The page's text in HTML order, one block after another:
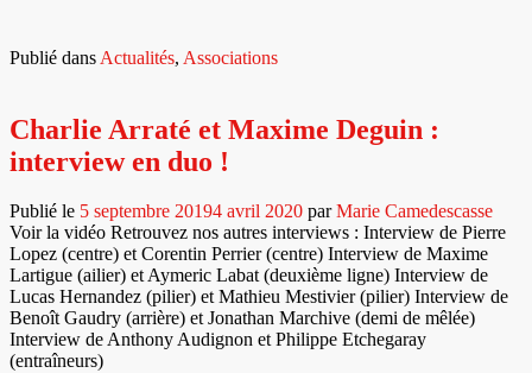
Publié dans Actualités, Associations
Charlie Arraté et Maxime Deguin :
interview en duo !
Publié le 5 septembre 20194 avril 2020 parMarie Camedescasse
Voir la vidéo Retrouvez nos autres interviews : Interview de Pierre
Lopez (centre) et Corentin Perrier (centre) Interview de Maxime
Lartigue (ailier) et Aymeric Labat (deuxième ligne) Interview de
Lucas Hernandez (pilier) et Mathieu Mestivier (pilier) Interview de
Benoît Gaudry (arrière) et Jonathan Marchive (demi de mêlée)
Interview de Anthony Audignon et Philippe Etchegaray
(entraîneurs)